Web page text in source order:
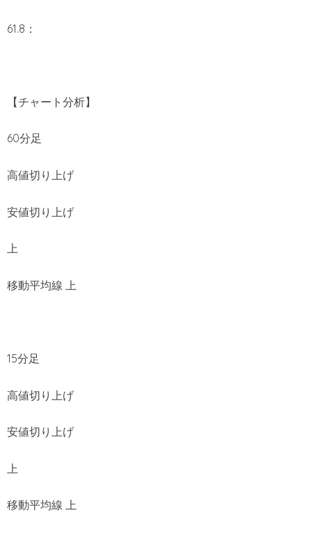
61.8：
【チャート分析】
60分足
高値切り上げ
安値切り上げ
上
移動平均線 上
15分足
高値切り上げ
安値切り上げ
上
移動平均線 上